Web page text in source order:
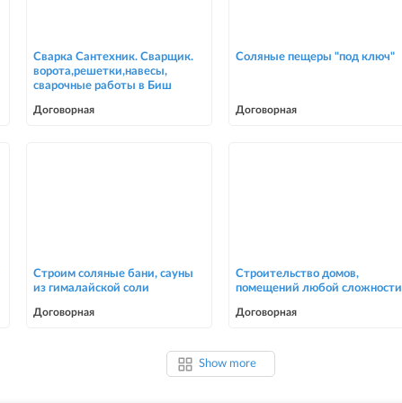
Сварка Сантехник. Сварщик.
ворота,решетки,навесы,
сварочные работы в Биш
Договорная
Соляные пещеры "под ключ"
Договорная
Строим соляные бани, сауны
из гималайской соли
Договорная
Строительство домов,
помещений любой сложности
Договорная
Show more